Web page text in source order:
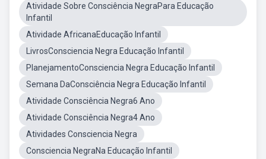
Atividade Sobre Consciência NegraPara Educação
Infantil
Atividade AfricanaEducação Infantil
LivrosConsciencia Negra Educação Infantil
PlanejamentoConsciencia Negra Educação Infantil
Semana DaConsciência Negra Educação Infantil
Atividade Consciência Negra6 Ano
Atividade Consciência Negra4 Ano
Atividades Consciencia Negra
Consciencia NegraNa Educação Infantil